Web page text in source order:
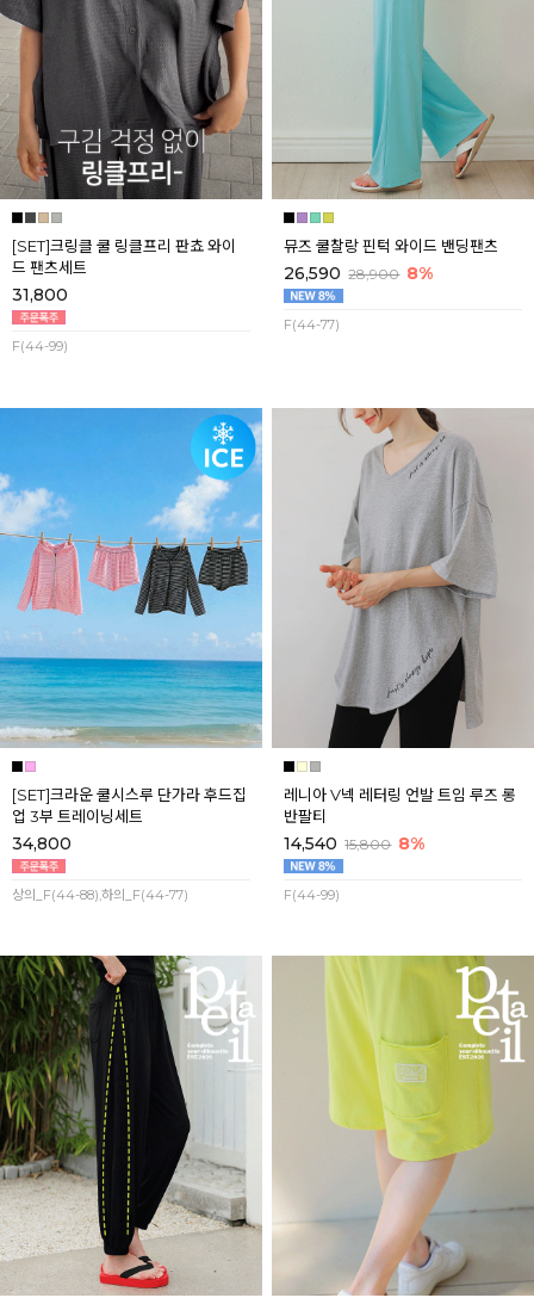
[SET]크링클 쿨 링클프리 판쵸 와이
드 팬츠세트
31,800
F(44-99)
뮤즈 쿨찰랑 핀턱 와이드 밴딩팬츠
26,590 28,900 8%
F(44-77)
[SET]크라운 쿨시스루 단가라 후드집
업 3부 트레이닝세트
34,800
상의_F(44-88),하의_F(44-77)
레니아 V넥 레터링 언발 트임 루즈 롱
반팔티
14,540 15,800 8%
F(44-99)